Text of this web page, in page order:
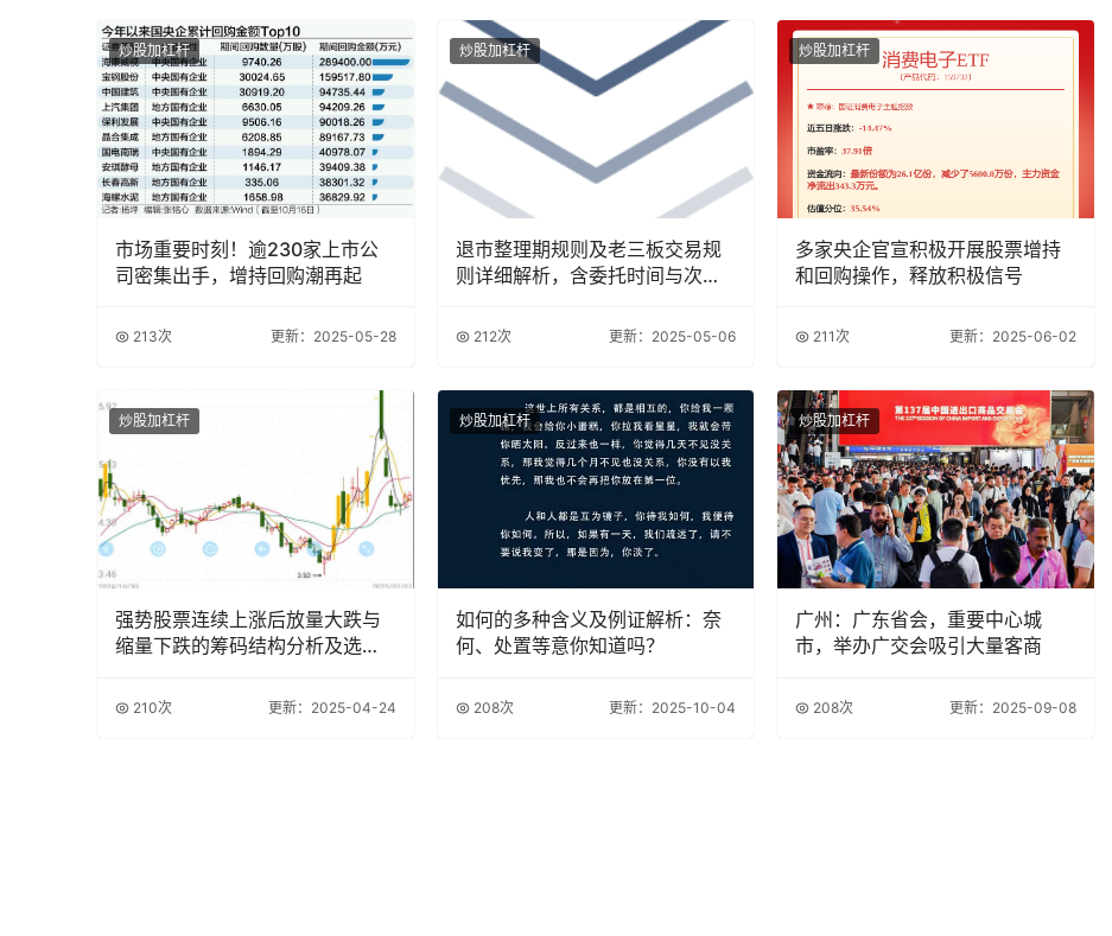
炒股加杠杆
市场重要时刻！逾230家上市公
司密集出手，增持回购潮再起
213次 更新：2025-05-28
炒股加杠杆
退市整理期规则及老三板交易规
则详细解析，含委托时间与次数
212次 更新：2025-05-06
炒股加杠杆
多家央企官宣积极开展股票增持
和回购操作，释放积极信号
211次 更新：2025-06-02
炒股加杠杆
强势股票连续上涨后放量大跌与
缩量下跌的筹码结构分析及选股
210次 更新：2025-04-24
炒股加杠杆
如何的多种含义及例证解析：奈
何、处置等意你知道吗？
208次 更新：2025-10-04
炒股加杠杆
广州：广东省会，重要中心城
市，举办广交会吸引大量客商
208次 更新：2025-09-08